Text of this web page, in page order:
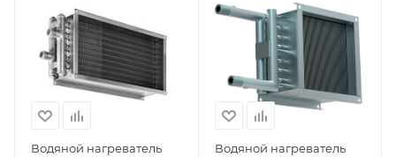
Водяной нагреватель
Водяной нагреватель